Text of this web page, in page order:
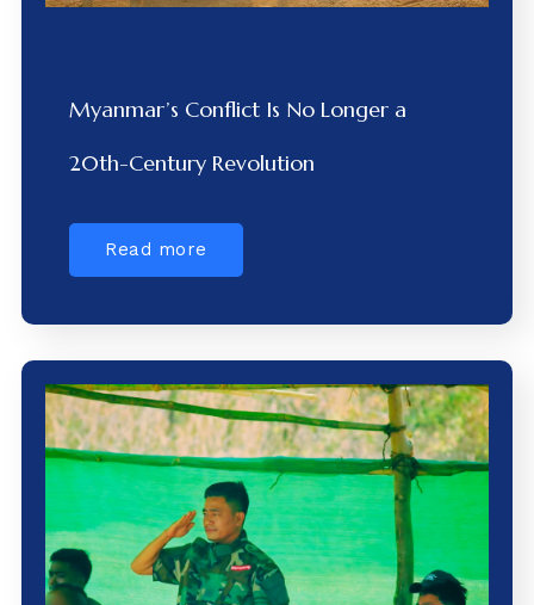
Myanmar’s Conflict Is No Longer a
20th-Century Revolution
Read more